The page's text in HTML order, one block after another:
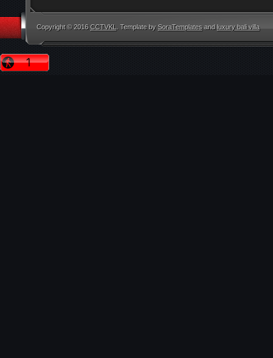
Copyright © 2016CCTVKL . Template bySoraTemplates andluxury bali villa